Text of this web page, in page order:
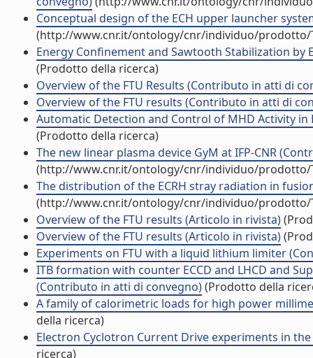
Conceptual design of the ECH upper launcher
(http://www.cnr.it/ontology/cnr/individuo/prodotto/
Energy Confinement and Sawtooth Stabilization by
(Prodotto della ricerca)
Overview of the FTU Results (Contributo in atti di
Overview of the FTU results (Contributo in atti di
Automatic Detection and Control of MHD Activity in
(Prodotto della ricerca)
The new linear plasma device GyM at IFP-CNR
(http://www.cnr.it/ontology/cnr/individuo/prodotto/
The distribution of the ECRH stray radiation in
(http://www.cnr.it/ontology/cnr/individuo/prodotto/
Overview of the FTU results (Articolo in rivista)
Overview of the FTU results (Articolo in rivista)
Experiments on FTU with a liquid lithium limiter
ITB formation with counter ECCD and LHCD and
(Contributo in atti di convegno)(Prodotto della
A family of calorimetric loads for high power
della ricerca)
Electron Cyclotron Current Drive experiments in
ricerca)